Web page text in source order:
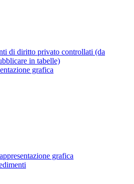
di diritto privato controllati (da
in tabelle)
grafica
grafica